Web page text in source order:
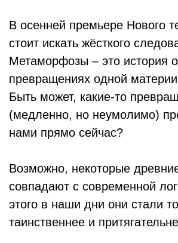
В осенней премьере Нового
стоит искать жёсткого
Метаморфозы – это история о
превращениях одной
Быть может, какие-то
(медленно, но неумолимо)
нами прямо сейчас?
Возможно, некоторые
совпадают с современной
этого в наши дни они стали
таинственнее и